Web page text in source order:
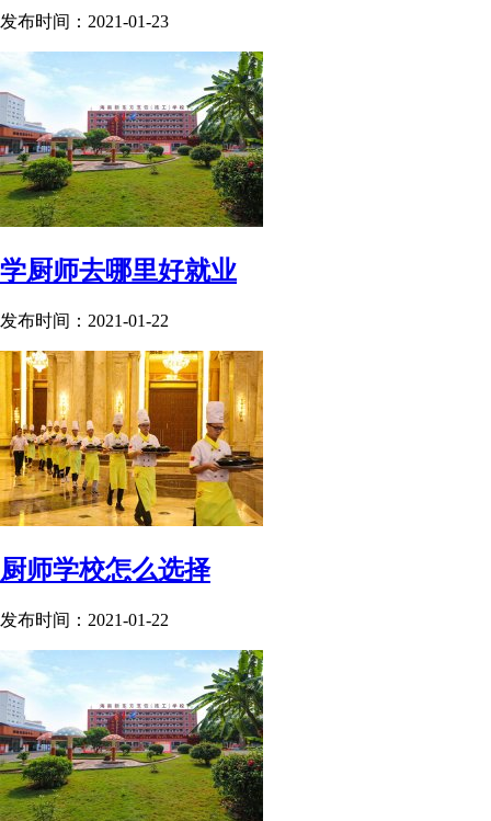
发布时间：2021-01-23
学厨师去哪里好就业
发布时间：2021-01-22
厨师学校怎么选择
发布时间：2021-01-22